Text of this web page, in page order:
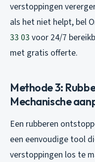
verstoppingen
als het niet helpt, bel
33 03 voor 24/7
met gratis offerte.
Methode 3:
Mechanische
Een rubberen
een eenvoudige tool
verstoppingen los te